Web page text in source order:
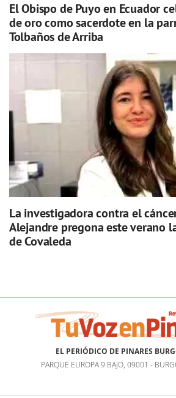
El Obispo de Puyo en Ecuador
de oro como sacerdote en la
Tolbaños de Arriba
La investigadora contra el
Alejandre pregona este verano
de Covaleda
EL PERIÓDICO DE PINARES
PARQUE EUROPA 9 BAJO, 09001 -